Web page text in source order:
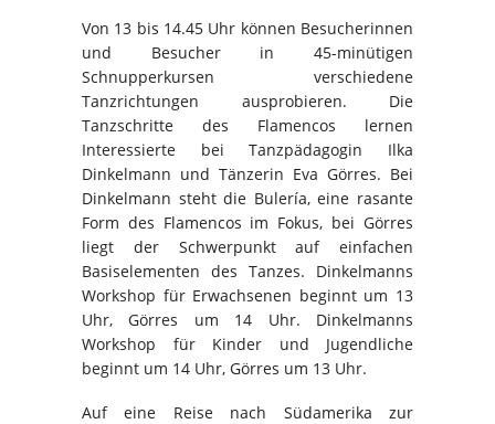
Von 13 bis 14.45 Uhr können Besucherinnen
und Besucher in 45-minütigen
Schnupperkursen verschiedene
Tanzrichtungen ausprobieren. Die
Tanzschritte des Flamencos lernen
Interessierte bei Tanzpädagogin Ilka
Dinkelmann und Tänzerin Eva Görres. Bei
Dinkelmann steht die Bulería, eine rasante
Form des Flamencos im Fokus, bei Görres
liegt der Schwerpunkt auf einfachen
Basiselementen des Tanzes. Dinkelmanns
Workshop für Erwachsenen beginnt um 13
Uhr, Görres um 14 Uhr. Dinkelmanns
Workshop für Kinder und Jugendliche
beginnt um 14 Uhr, Görres um 13 Uhr.
Auf eine Reise nach Südamerika zur